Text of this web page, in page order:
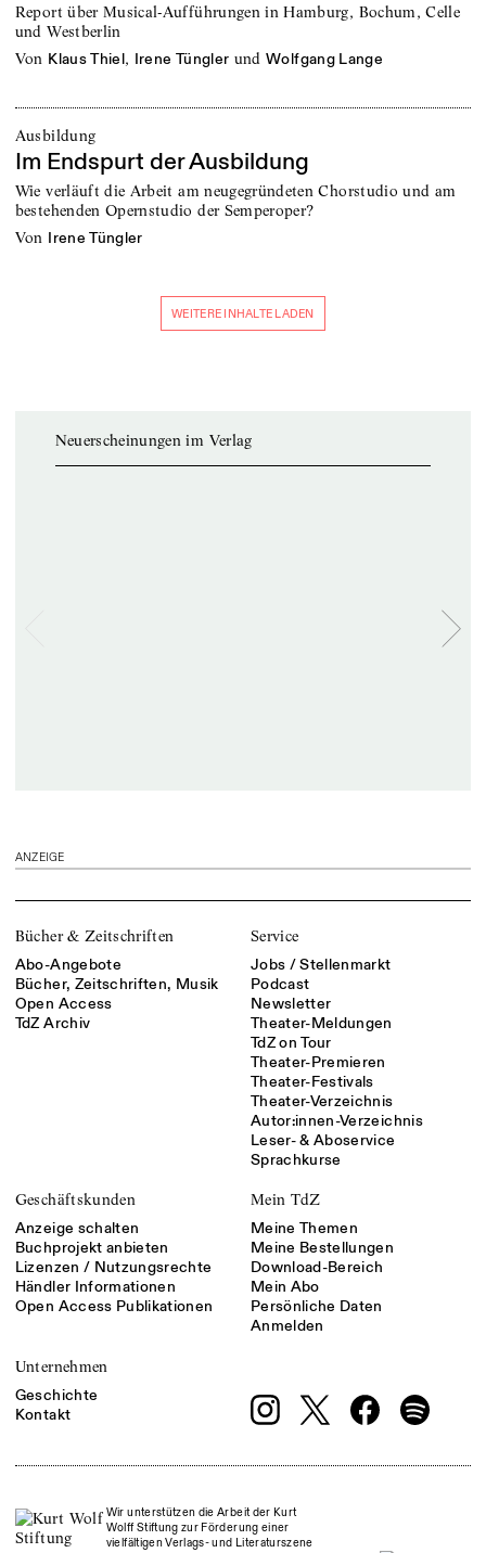
Report über Musical-Aufführungen in Hamburg, Bochum, Celle
und Westberlin
von Klaus Thiel, Irene Tüngler und Wolfgang Lange
Ausbildung
Im Endspurt der Ausbildung
Wie verläuft die Arbeit am neugegründeten Chorstudio und am
bestehenden Opernstudio der Semperoper?
von Irene Tüngler
WEITERE INHALTE LADEN
Neuerscheinungen im Verlag
ANZEIGE
Bücher & Zeitschriften
Abo-Angebote
Bücher, Zeitschriften, Musik
Open Access
TdZ Archiv
Service
Jobs / Stellenmarkt
Podcast
Newsletter
Theater-Meldungen
TdZ on Tour
Theater-Premieren
Theater-Festivals
Theater-Verzeichnis
Autor:innen-Verzeichnis
Leser- & Aboservice
Sprachkurse
Geschäftskunden
Anzeige schalten
Buchprojekt anbieten
Lizenzen / Nutzungsrechte
Händler Informationen
Open Access Publikationen
Mein TdZ
Meine Themen
Meine Bestellungen
Download-Bereich
Mein Abo
Persönliche Daten
Anmelden
Unternehmen
Geschichte
Kontakt
Wir unterstützen die Arbeit der Kurt
Wolff Stiftung zur Förderung einer
vielfältigen Verlags- und Literaturszene